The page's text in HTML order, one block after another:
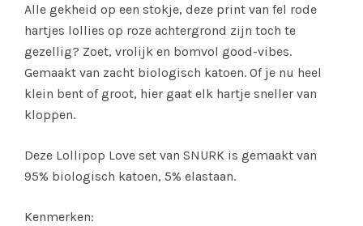
Alle gekheid op een stokje, deze print van fel rode
hartjes lollies op roze achtergrond zijn toch te
gezellig? Zoet, vrolijk en bomvol good-vibes.
Gemaakt van zacht biologisch katoen. Of je nu heel
klein bent of groot, hier gaat elk hartje sneller van
kloppen.
Deze Lollipop Love set van SNURK is gemaakt van
95% biologisch katoen, 5% elastaan.
Kenmerken: